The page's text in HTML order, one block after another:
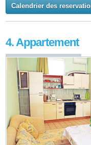
Calendrier des
4. Appartement